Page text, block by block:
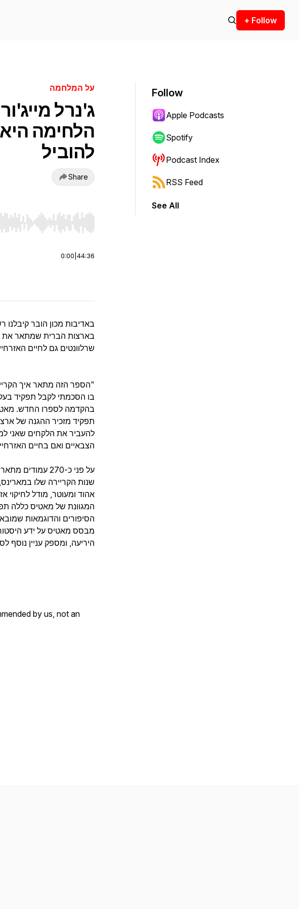
+ Follow
על המלחמה
ג'נרל
הלחימה
להוביל
Share
to jump to start or end. Hold shift to jump forward or backward.
0:00 44:36
באדיבות מכון הובר
בארצות הברית שמתאר את
שרלוונטים גם לחיים
"הספר הזה מתאר איך
בו הסכמתי לקבל תפקיד
בהקדמה לספרו החדש.
תפקיד מזכיר ההגנה של
להעביר את הלקחים שאני
הצבאיים ואם בחיים
על פני כ-270
אהוד ומעוטר, מודל לחיקוי
המגוונת של מאטיס כללה
הסיפורים והדוגמאות
מבסס מאטיס על ידע
היריעה, ומספק עניין נוסף
by us, not an
Follow
Apple Podcasts
Spotify
Podcast Index
RSS Feed
See All